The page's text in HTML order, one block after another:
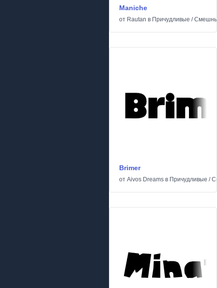
Maniche
от Rautan в Причудливые /
Brimer
от Aivos Dreams в Причудливые /